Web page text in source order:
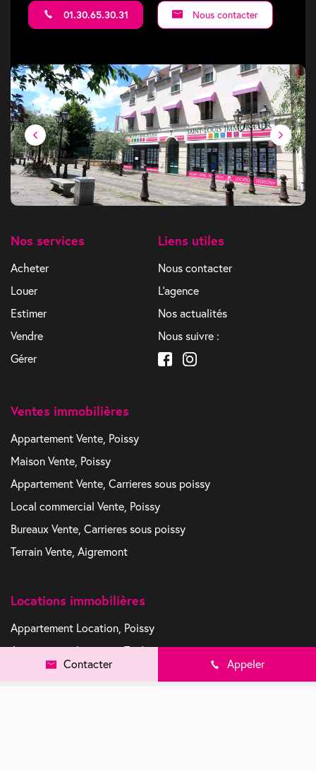
Contacter Appeler
01.30.65.30.31 Nous contacter
Nos services
Acheter
Louer
Estimer
Vendre
Gérer
Liens utiles
Nous contacter
L'agence
Nos actualités
Nous suivre :
Ventes immobilières
Appartement Vente, Poissy
Maison Vente, Poissy
Appartement Vente, Carrieres sous poissy
Local commercial Vente, Poissy
Bureaux Vente, Carrieres sous poissy
Terrain Vente, Aigremont
Locations immobilières
Appartement Location, Poissy
Appartement Location, Triel sur seine
Parking / box Location, Poissy